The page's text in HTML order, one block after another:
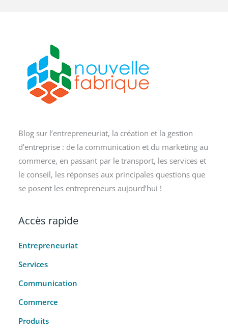
Blog sur l’entrepreneuriat, la création et la gestion
d’entreprise : de la communication et du marketing au
commerce, en passant par le transport, les services et
le conseil, les réponses aux principales questions que
se posent les entrepreneurs aujourd’hui !
Accès rapide
Entrepreneuriat
Services
Communication
Commerce
Produits